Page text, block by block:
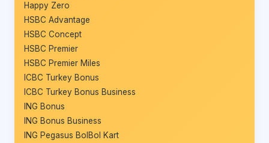
Happy Zero
HSBC Advantage
HSBC Concept
HSBC Premier
HSBC Premier Miles
ICBC Turkey Bonus
ICBC Turkey Bonus Business
ING Bonus
ING Bonus Business
ING Pegasus BolBol Kart